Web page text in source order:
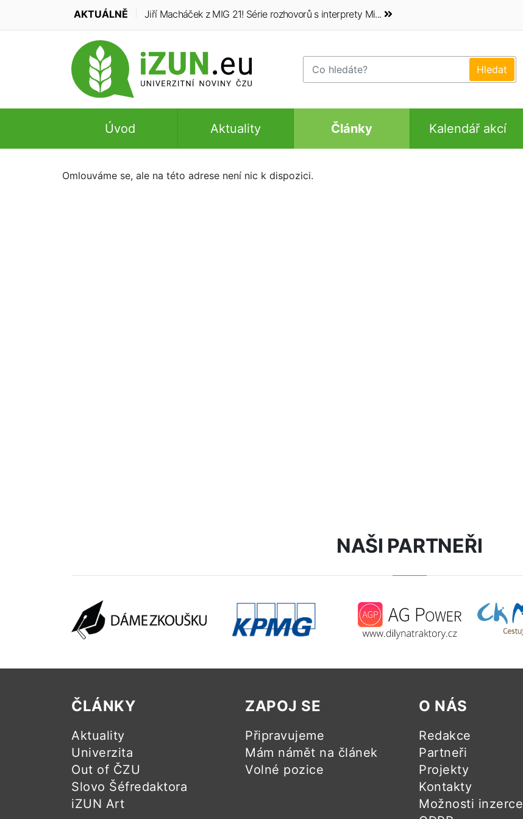
AKTUÁLNĚ Jiří Macháček z MIG 21! Série rozhovorů s interprety Mi...
Úvod Aktuality Články Kalendář akcí
Omlouváme se, ale na této adrese není nic k dispozici.
NAŠI PARTNEŘI
ČLÁNKY
Aktuality
Univerzita
Out of ČZU
Slovo Šéfredaktora
iZUN Art
ZAPOJ SE
Připravujeme
Mám námět na článek
Volné pozice
O NÁS
Redakce
Partneři
Projekty
Kontakty
Možnosti inzerce